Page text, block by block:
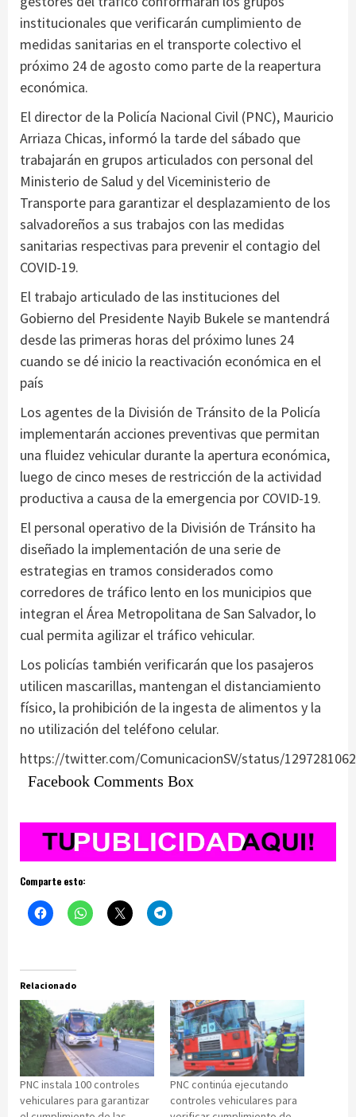
institucionales que verificarán cumplimiento de
medidas sanitarias en el transporte colectivo el
próximo 24 de agosto como parte de la reapertura
económica.
El director de la Policía Nacional Civil (PNC), Mauricio
Arriaza Chicas, informó la tarde del sábado que
trabajarán en grupos articulados con personal del
Ministerio de Salud y del Viceministerio de
Transporte para garantizar el desplazamiento de los
salvadoreños a sus trabajos con las medidas
sanitarias respectivas para prevenir el contagio del
COVID-19.
El trabajo articulado de las instituciones del
Gobierno del Presidente Nayib Bukele se mantendrá
desde las primeras horas del próximo lunes 24
cuando se dé inicio la reactivación económica en el
país
Los agentes de la División de Tránsito de la Policía
implementarán acciones preventivas que permitan
una fluidez vehicular durante la apertura económica,
luego de cinco meses de restricción de la actividad
productiva a causa de la emergencia por COVID-19.
El personal operativo de la División de Tránsito ha
diseñado la implementación de una serie de
estrategias en tramos considerados como
corredores de tráfico lento en los municipios que
integran el Área Metropolitana de San Salvador, lo
cual permita agilizar el tráfico vehicular.
Los policías también verificarán que los pasajeros
utilicen mascarillas, mantengan el distanciamiento
físico, la prohibición de la ingesta de alimentos y la
no utilización del teléfono celular.
https://twitter.com/ComunicacionSV/status/
Facebook Comments Box
Comparte esto:
Relacionado
PNC instala 100 controles
vehiculares para garantizar
PNC continúa ejecutando
controles vehiculares para